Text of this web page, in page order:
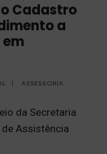
Cadastro
a
|
ASSESSORIA
da Secretaria
Assistência